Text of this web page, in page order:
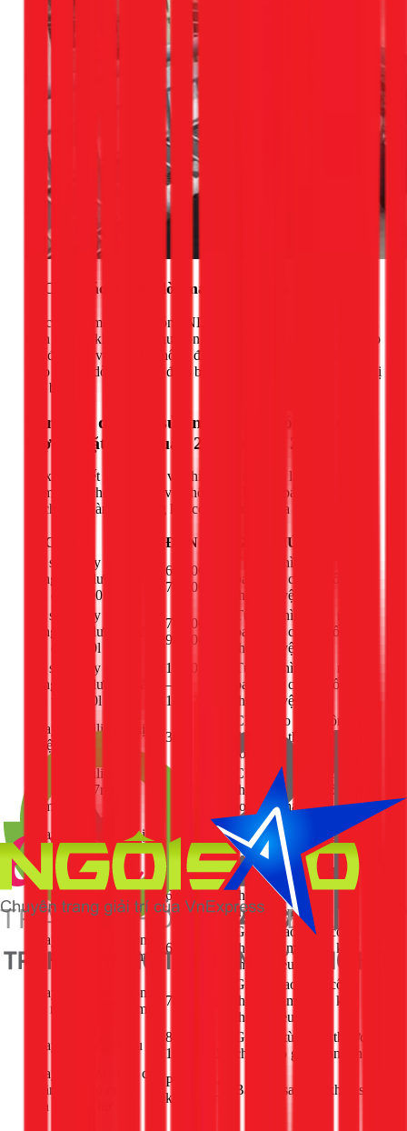
5. Cần tháo dỡ, di dời máy sang vị trí khác
Việc di dời máy nước nóng NLMT đòi hỏi kỹ thuật và sự cẩn
thận cao để không làm hư hỏng các ống thủy tinh và bình bảo
ôn, đặc biệt với các hệ thống đã cũ. 1Fix cung cấp dịch vụ
tháo lắp, di dời trọn gói, đảm bảo an toàn tuyệt đối cho thiết bị
của bạn.
Bảng giá dịch vụ sửa máy nước nóng năng
lượng mặt trời Quận 2 (Cập nhật 2026)
1Fix cam kết minh bạch về chi phí. Dưới đây là bảng giá
tham khảo cho các dịch vụ phổ biến. Thợ sẽ báo giá chi tiết
và chỉ tiến hành thi công khi có sự đồng ý của khách hàng.
DỊCH VỤ ĐƠN GIÁ
GHI CHÚ
Vệ sinh máy nước
nóng năng lượng măt
trời dưới 200l
600.000đ –
700.000đ
Tùy địa hình bồn nước,
bao gồm cả tháo ống
thủy để vệ sinh
Vệ sinh máy nước
nóng năng lượng măt
trời đến 300l
700.000đ –
900.000đ
Tùy địa hình bồn nước,
bao gồm cả tháo ống
thủy để vệ sinh
Vệ sinh máy nước
nóng năng lượng măt
trời trên 300l
1.000.000đ
–
1.200.000đ
Tùy địa hình bồn nước,
bao gồm cả tháo ống
thủy để vệ sinh
Thay ron Silicon chịu
nhiệt size 27mm
30.000đ
Chưa bao gồm công, phí
thay phụ thuộc số lượng
ron cần thay thế
Thay ron Silicon chịu
nhiệt size 47mm,
58mm
Chưa bao gồm công, phí
thay phụ thuộc số lượng
ron cần thay thế
Thay ron Silicon chịu
nhiệt size 70mm
90.000đ
Chưa bao gồm công, phí
thay phụ thuộc số lượng
ron cần thay thế
Thay ống chân không
thu nhiệt size Ø 47mm
600.000đ
Giá đã bao gồm công
thay. Giảm nhiều khi
thay nhiều ống.
Thay ống chân không
thu nhiệt size Ø 58mm
650.000đ
Giá đã bao gồm công
thay. Giảm nhiều khi
thay nhiều ống.
Thay ống chân không
thu nhiệt size Ø 70mm
700.000đ
Giá đã bao gồm công
thay. Giảm nhiều khi
thay nhiều ống.
Thay van một chiều
80.000đ –
180.000đ
Giá van tùy kích thước,
chưa bao gồm công thay
Thay thế, sửa chữa các
phần ống, co nước,
van PPR bị hư
Phụ thuộc
khối lượng
Báo giá sau khi khảo sát